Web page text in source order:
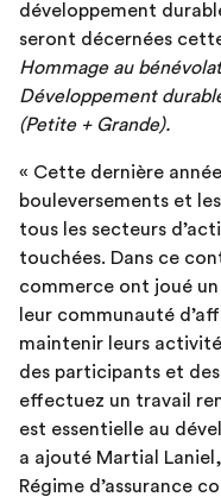
développement
seront décernées
Hommage au
Développement
(Petite + Grande).
« Cette dernière
bouleversements et
tous les secteurs
touchées. Dans ce
commerce ont joué
leur communauté
maintenir leurs
des participants et
effectuez un travail
est essentielle au
a ajouté Martial
Régime d’assurance